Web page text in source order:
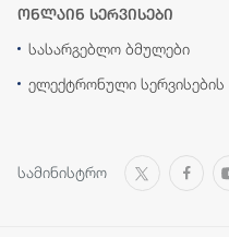
ონლაინ სერვისები
სასარგებლო ბმულები
ელექტრონული
სამინისტრო